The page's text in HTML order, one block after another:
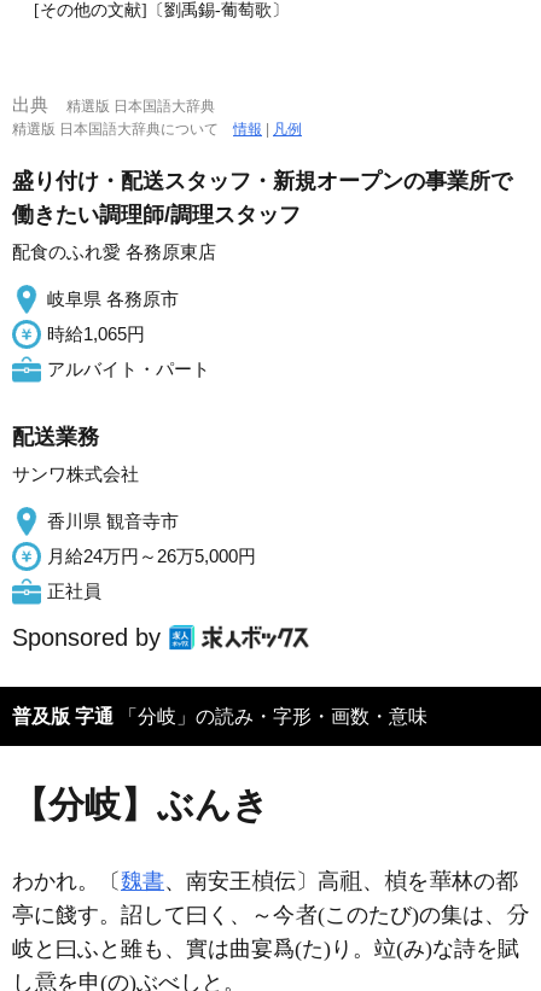
[その他の文献]〔劉禹錫‐葡萄歌〕
出典
精選版 日本国語大辞典
精選版 日本国語大辞典について情報 | 凡例
盛り付け・配送スタッフ・新規オープンの事業所で
働きたい調理師/調理スタッフ
配食のふれ愛 各務原東店
岐阜県 各務原市
時給1,065円
アルバイト・パート
配送業務
サンワ株式会社
香川県 観音寺市
月給24万円～26万5,000円
正社員
Sponsored by
普及版 字通 「分岐」の読み・字形・画数・意味
【分岐】ぶんき
わかれ。〔 魏書、南安王 伝〕高 、 を
林の
亭に餞す。詔して曰く、～今
(このたび)の集は、
岐と曰ふと雖も、實は曲宴爲(た)り。竝(み)な詩を賦
し
を申(の)ぶべしと。